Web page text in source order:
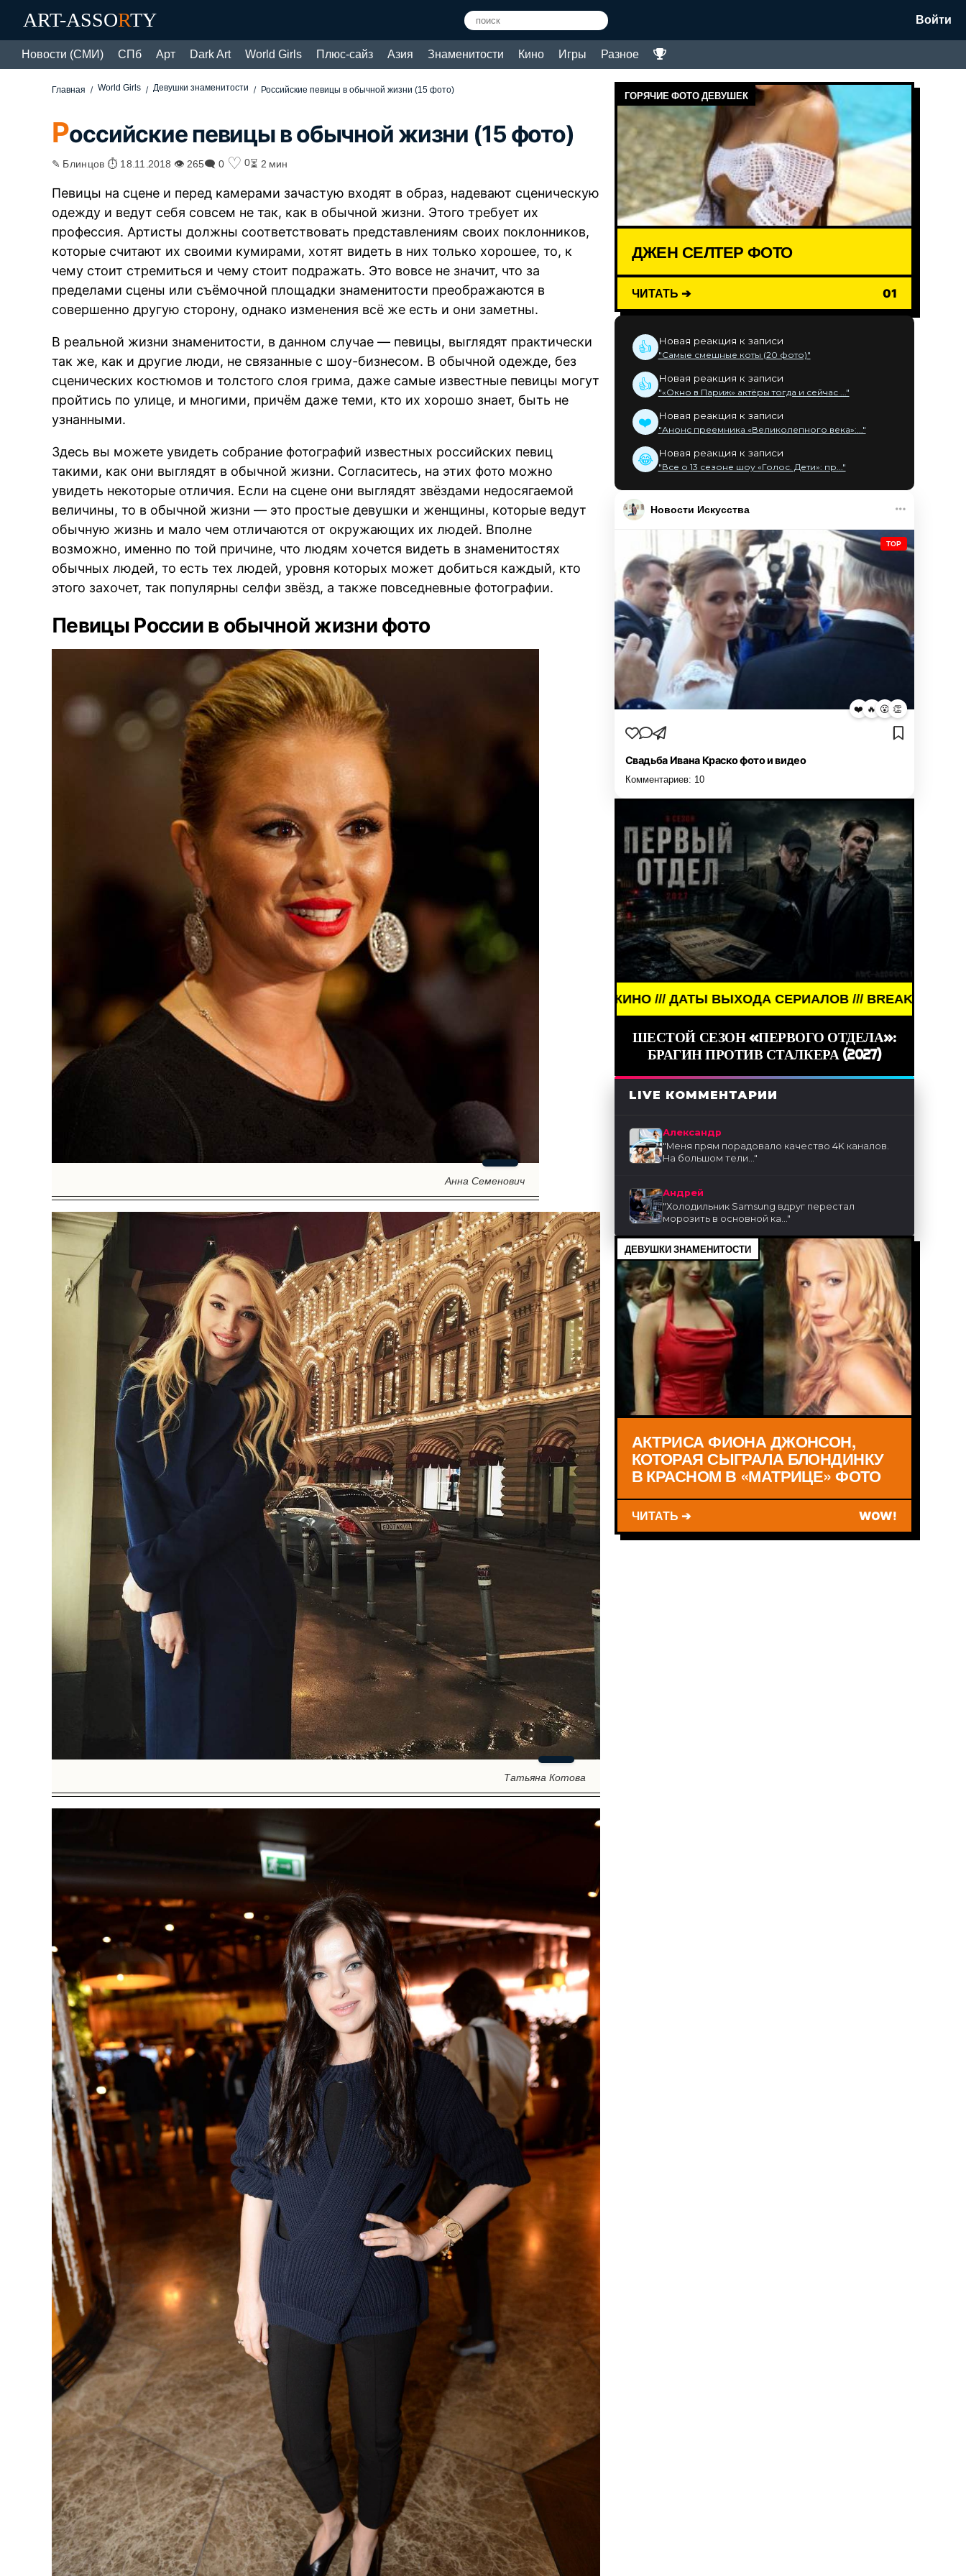
ART-ASSORTY Войти
Новости (СМИ) СПб Арт Dark Art World Girls Плюс-сайз Азия Знаменитости Кино Игры Разное
Главная World Girls Девушки знаменитости Российские певицы в обычной жизни (15 фото)
Российские певицы в обычной жизни (15 фото)
✎ Блинцов ⏱ 18.11.2018 👁 265🗨 0 ♡ 0⏳ 2 мин
Певицы на сцене и перед камерами зачастую входят в образ, надевают сценическую
одежду и ведут себя совсем не так, как в обычной жизни. Этого требует их
профессия. Артисты должны соответствовать представлениям своих поклонников,
которые считают их своими кумирами, хотят видеть в них только хорошее, то, к
чему стоит стремиться и чему стоит подражать. Это вовсе не значит, что за
пределами сцены или съёмочной площадки знаменитости преображаются в
совершенно другую сторону, однако изменения всё же есть и они заметны.
В реальной жизни знаменитости, в данном случае — певицы, выглядят практически
так же, как и другие люди, не связанные с шоу-бизнесом. В обычной одежде, без
сценических костюмов и толстого слоя грима, даже самые известные певицы могут
пройтись по улице, и многими, причём даже теми, кто их хорошо знает, быть не
узнанными.
Здесь вы можете увидеть собрание фотографий известных российских певиц
такими, как они выглядят в обычной жизни. Согласитесь, на этих фото можно
увидеть некоторые отличия. Если на сцене они выглядят звёздами недосягаемой
величины, то в обычной жизни — это простые девушки и женщины, которые ведут
обычную жизнь и мало чем отличаются от окружающих их людей. Вполне
возможно, именно по той причине, что людям хочется видеть в знаменитостях
обычных людей, то есть тех людей, уровня которых может добиться каждый, кто
этого захочет, так популярны селфи звёзд, а также повседневные фотографии.
Певицы России в обычной жизни фото
Анна Семенович
Татьяна Котова
ГОРЯЧИЕ ФОТО ДЕВУШЕК
ДЖЕН СЕЛТЕР ФОТО
ЧИТАТЬ ➔ 01
👍 Новая реакция к записи
"Самые смешные коты (20 фото)"
👍 Новая реакция к записи
"«Окно в Париж» актёры тогда и сейчас ..."
❤️ Новая реакция к записи
"Анонс преемника «Великолепного века»:..."
😂 Новая реакция к записи
"Все о 13 сезоне шоу «Голос. Дети»: пр..."
Новости Искусства
TOP
❤️ 🔥 😮 👏
Свадьба Ивана Краско фото и видео
Комментариев: 10
BREAKING NEWS /// КИНО /// ДАТЫ ВЫХОДА СЕРИАЛОВ /// BREAKING NEWS /// КИНО ///
ШЕСТОЙ СЕЗОН «ПЕРВОГО ОТДЕЛА»:
БРАГИН ПРОТИВ СТАЛКЕРА (2027)
LIVE КОММЕНТАРИИ
Александр
"Меня прям порадовало качество 4K каналов.
На большом тели..."
Андрей
"Холодильник Samsung вдруг перестал
морозить в основной ка..."
ДЕВУШКИ ЗНАМЕНИТОСТИ
АКТРИСА ФИОНА ДЖОНСОН,
КОТОРАЯ СЫГРАЛА БЛОНДИНКУ
В КРАСНОМ В «МАТРИЦЕ» ФОТО
ЧИТАТЬ ➔ WOW!